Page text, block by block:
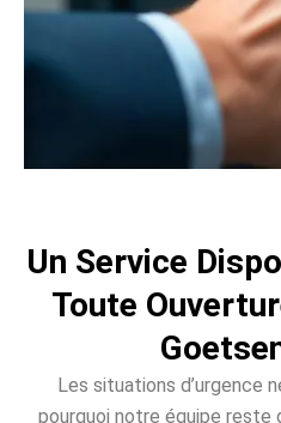
Un Service
Toute
Les situations d’urgence
pourquoi notre équipe reste